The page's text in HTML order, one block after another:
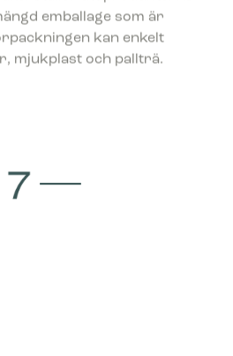
emballage som är
kan enkelt
mjukplast och pallträ.